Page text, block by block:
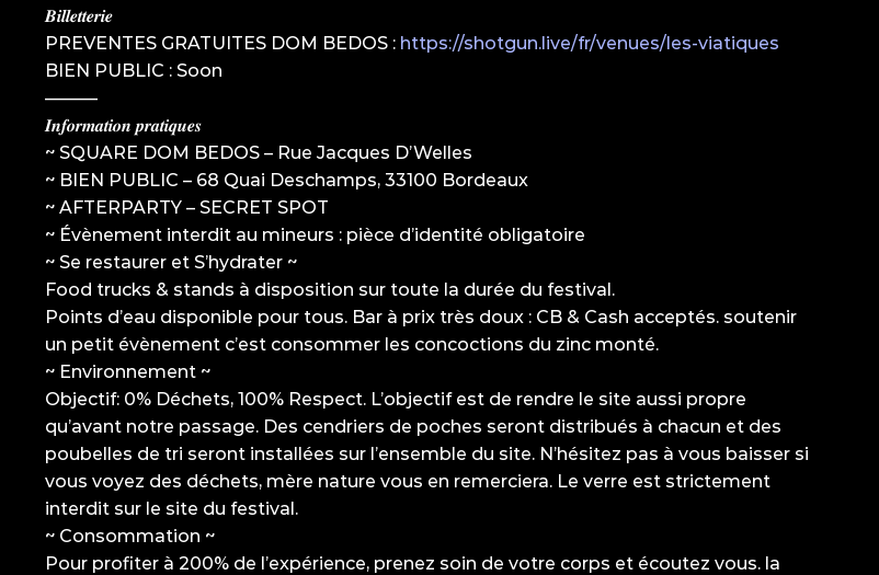
𝑩𝒊𝒍𝒍𝒆𝒕𝒕𝒆𝒓𝒊𝒆
PREVENTES GRATUITES DOM BEDOS : https://shotgun.live/fr/venues/les-viatiques
BIEN PUBLIC : Soon
———
𝑰𝒏𝒇𝒐𝒓𝒎𝒂𝒕𝒊𝒐𝒏 𝒑𝒓𝒂𝒕𝒊𝒒𝒖𝒆𝒔
~ SQUARE DOM BEDOS – Rue Jacques D’Welles
~ BIEN PUBLIC – 68 Quai Deschamps, 33100 Bordeaux
~ AFTERPARTY – SECRET SPOT
~ Évènement interdit au mineurs : pièce d’identité obligatoire
~ Se restaurer et S’hydrater ~
Food trucks & stands à disposition sur toute la durée du festival.
Points d’eau disponible pour tous. Bar à prix très doux : CB & Cash acceptés. soutenir
un petit évènement c’est consommer les concoctions du zinc monté.
~ Environnement ~
Objectif: 0% Déchets, 100% Respect. L’objectif est de rendre le site aussi propre
qu’avant notre passage. Des cendriers de poches seront distribués à chacun et des
poubelles de tri seront installées sur l’ensemble du site. N’hésitez pas à vous baisser si
vous voyez des déchets, mère nature vous en remerciera. Le verre est strictement
interdit sur le site du festival.
~ Consommation ~
Pour profiter à 200% de l’expérience, prenez soin de votre corps et écoutez vous. la